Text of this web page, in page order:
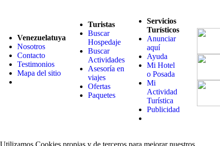
Venezuelatuya
Nosotros
Contacto
Testimonios
Mapa del sitio
Turistas
Buscar
Hospedaje
Buscar
Actividades
Asesoría en
viajes
Ofertas
Paquetes
Servicios
Turísticos
Anunciar
aquí
Ayuda
Mi Hotel
o Posada
Mi
Actividad
Turística
Publicidad
Utilizamos Cookies propias y de terceros para mejorar nuestros